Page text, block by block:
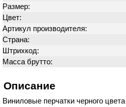
Размер:
Цвет:
Артикул производителя:
Страна:
Штрихкод:
Масса брутто:
Описание
Виниловые перчатки черного